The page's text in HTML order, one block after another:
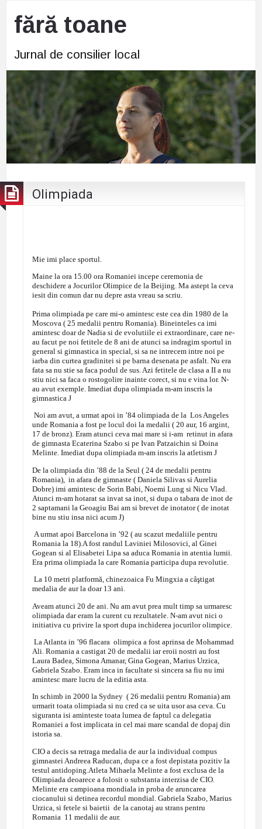
fără toane
Jurnal de consilier local
Olimpiada
Mie imi place sportul.
Maine la ora 15.00 ora Romaniei incepe ceremonia de
deschidere a Jocurilor Olimpice de la Beijing. Ma astept la ceva
iesit din comun dar nu depre asta vreau sa scriu.
Prima olimpiada pe care mi-o amintesc este cea din 1980 de la
Moscova ( 25 medalii pentru Romania). Bineinteles ca imi
amintesc doar de Nadia si de evolutiile ei extraordinare, care ne-
au facut pe noi fetitele de 8 ani de atunci sa indragim sportul in
general si gimnastica in special, si sa ne intrecem intre noi pe
iarba din curtea gradinitei si pe barna desenata pe asfalt. Nu era
fata sa nu stie sa faca podul de sus. Azi fetitele de clasa a II a nu
stiu nici sa faca o rostogolire inainte corect, si nu e vina lor. N-
au avut exemple. Imediat dupa olimpiada m-am inscris la
gimnastica J
Noi am avut, a urmat apoi in ’84 olimpiada de la Los Angeles
unde Romania a fost pe locul doi la medalii ( 20 aur, 16 argint,
17 de bronz). Eram atunci ceva mai mare si i-am retinut in afara
de gimnasta Ecaterina Szabo si pe Ivan Patzaichin si Doina
Melinte. Imediat dupa olimpiada m-am inscris la atletism J
De la olimpiada din ’88 de la Seul ( 24 de medalii pentru
Romania), in afara de gimnaste ( Daniela Silivas si Aurelia
Dobre) imi amintesc de Sorin Babi, Noemi Lung si Nicu Vlad.
Atunci m-am hotarat sa invat sa inot, si dupa o tabara de inot de
2 saptamani la Geoagiu Bai am si brevet de inotator ( de inotat
bine nu stiu insa nici acum J)
A urmat apoi Barcelona in ’92 ( au scazut medaliile pentru
Romania la 18).A fost randul Laviniei Milosovici, al Ginei
Gogean si al Elisabetei Lipa sa aduca Romania in atentia lumii.
Era prima olimpiada la care Romania participa dupa revolutie.
La 10 metri platformă, chinezoaica Fu Mingxia a câştigat
medalia de aur la doar 13 ani.
Aveam atunci 20 de ani. Nu am avut prea mult timp sa urmaresc
olimpiada dar eram la curent cu rezultatele. N-am avut nici o
initiativa cu privire la sport dupa inchiderea jocurilor olimpice.
La Atlanta in ’96 flacara olimpica a fost aprinsa de Mohammad
Ali. Romania a castigat 20 de medalii iar eroii nostri au fost
Laura Badea, Simona Amanar, Gina Gogean, Marius Urzica,
Gabriela Szabo. Eram inca in facultate si sincera sa fiu nu imi
amintesc mare lucru de la editia asta.
In schimb in 2000 la Sydney ( 26 medalii pentru Romania) am
urmarit toata olimpiada si nu cred ca se uita usor asa ceva. Cu
siguranta isi aminteste toata lumea de faptul ca delegatia
Romaniei a fost implicata in cel mai mare scandal de dopaj din
istoria sa.
CIO a decis sa retraga medalia de aur la individual compus
gimnastei Andreea Raducan, dupa ce a fost depistata pozitiv la
testul antidoping.Atleta Mihaela Melinte a fost exclusa de la
Olimpiada deoarece a folosit o substanta interzisa de CIO.
Melinte era campioana mondiala in proba de aruncarea
ciocanului si detinea recordul mondial. Gabriela Szabo, Marius
Urzica, si fetele si baietii de la canotaj au strans pentru
Romania 11 medalii de aur.